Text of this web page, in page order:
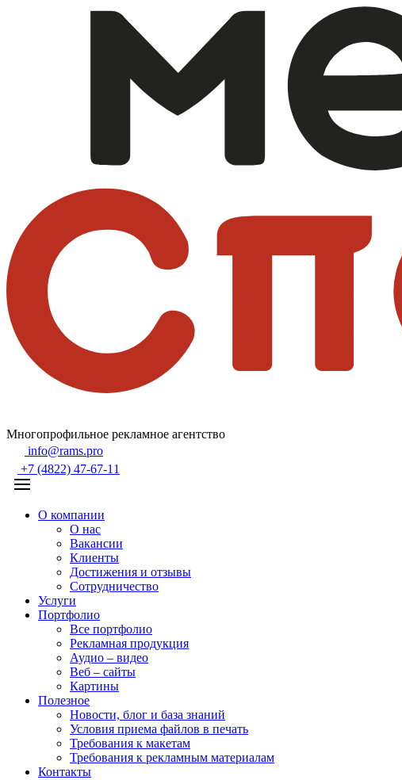
Многопрофильное рекламное агентство
info@rams.pro
+7 (4822) 47-67-11
О компании
О нас
Вакансии
Клиенты
Достижения и отзывы
Сотрудничество
Услуги
Портфолио
Все портфолио
Рекламная продукция
Аудио – видео
Веб – сайты
Картины
Полезное
Новости, блог и база знаний
Условия приема файлов в печать
Требования к макетам
Требования к рекламным материалам
Контакты